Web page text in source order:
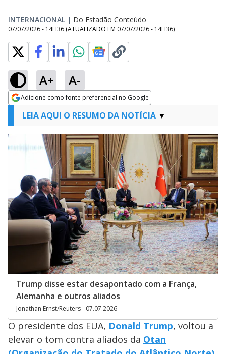
INTERNACIONAL | Do Estadão Conteúdo
07/07/2026 - 14H36 (ATUALIZADO EM 07/07/2026 - 14H36)
A+ A-
Adicione como fonte preferencial no Google
Opens in new window
LEIA AQUI O RESUMO DA NOTÍCIA
Trump disse estar desapontado com a França,
Alemanha e outros aliados
Jonathan Ernst/Reuters - 07.07.2026
O presidente dos EUA, Donald Trump, voltou a
elevar o tom contra aliados da Otan